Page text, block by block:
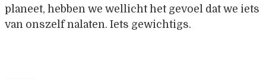
planeet, hebben we wellicht het gevoel dat we iets
van onszelf nalaten. Iets gewichtigs.